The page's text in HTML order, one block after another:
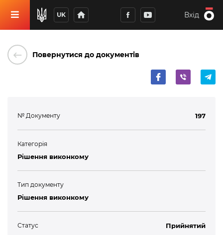
UK home Вхід
keyboard_backspace Повернутися до документів
№ Документу 197
Категорія
Рішення виконкому
Тип документу
Рішення виконкому
Статус Прийнятий